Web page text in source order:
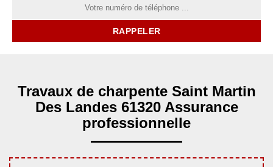
Travaux de charpente Saint Martin
Des Landes 61320 Assurance
professionnelle